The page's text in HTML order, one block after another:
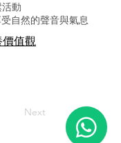
動
自然的聲音與氣息
價值觀
Next